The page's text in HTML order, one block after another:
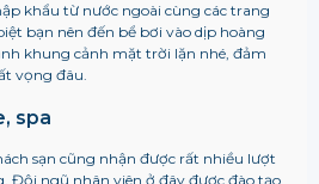
khẩu từ nước ngoài cùng các trang
bạn nên đến bể bơi vào dịp hoàng
khung cảnh mặt trời lặn nhé, đảm
vọng đâu.
spa
sạn cũng nhận được rất nhiều lượt
Đội ngũ nhân viên ở đây được đào tạo